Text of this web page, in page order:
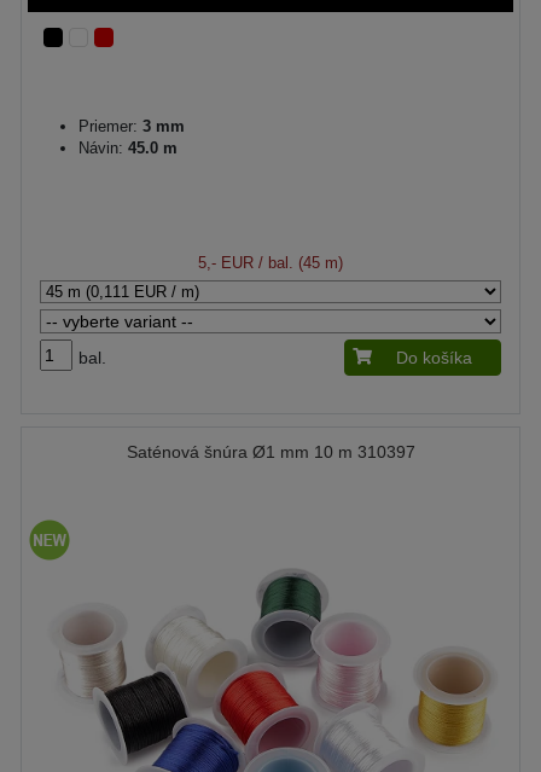
Priemer: 3 mm
Návin: 45.0 m
5,- EUR / bal. (45 m)
bal. Do košíka
Saténová šnúra Ø1 mm 10 m 310397